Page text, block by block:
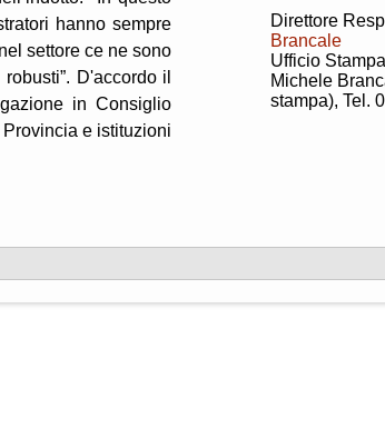
hanno sempre
settore ce ne sono
D'accordo il
in Consiglio
e istituzioni
Direttore
Brancale
Ufficio
Michele
stampa), Tel.